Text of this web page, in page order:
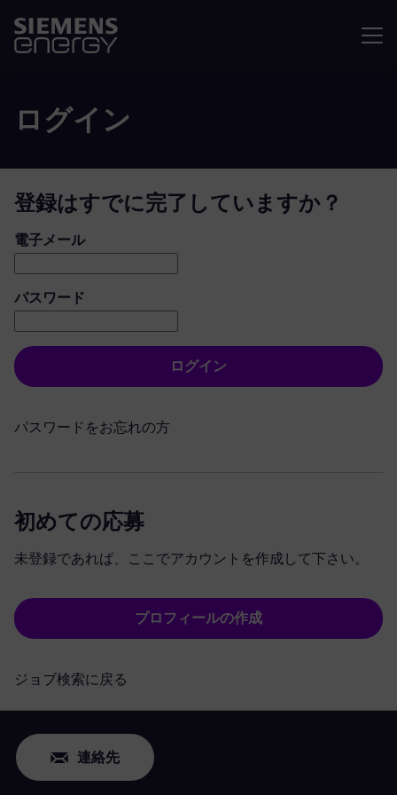
ログイン
登録はすでに完了していますか？
ログイン：ユーザーとパスワード
電子メール
パスワード
ログイン
パスワードをお忘れの方
初めての応募
未登録であれば、ここでアカウントを作成して下さい。
プロフィールの作成
ジョブ検索に戻る
連絡先